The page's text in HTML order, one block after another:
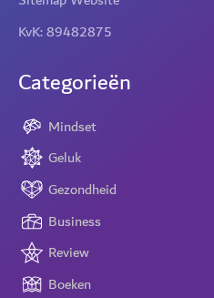
KvK: 89482875
Categorieën
Mindset
Geluk
Gezondheid
Business
Review
Boeken